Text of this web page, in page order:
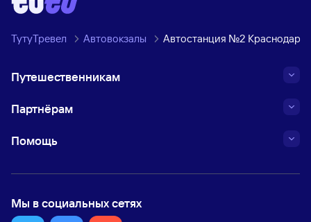
ТутуТревел Автовокзалы Автостанция №2 Краснодар
Путешественникам
Партнёрам
Помощь
Мы в социальных сетях